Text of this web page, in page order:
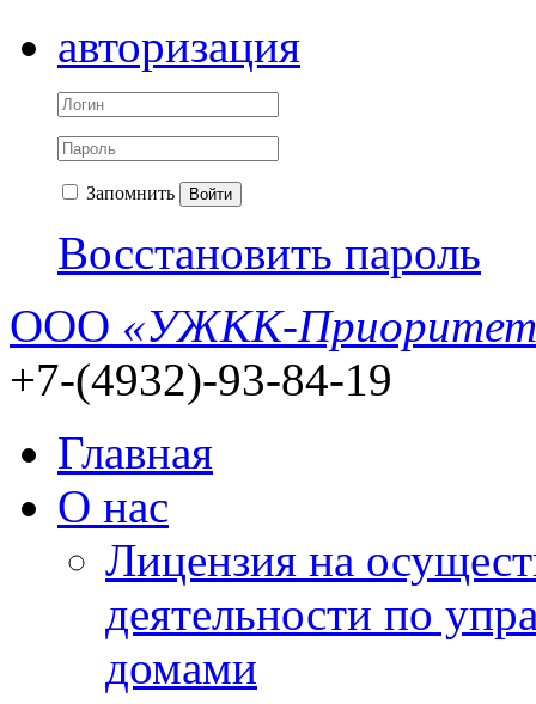
авторизация
Запомнить Войти
Восстановить пароль
ООО «УЖКК-
+7-(4932)-93-84-19
Главная
О нас
Лицензия на
деятельности по
домами